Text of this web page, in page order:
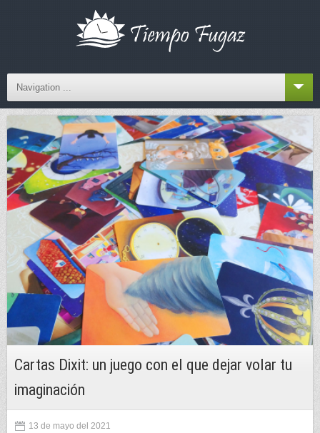
Navigation ...
Cartas Dixit: un juego con el que dejar volar tu
imaginación
13 de mayo del 2021